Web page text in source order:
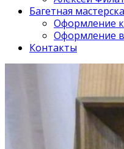
Багетная
Оформление
Оформление
Контакты